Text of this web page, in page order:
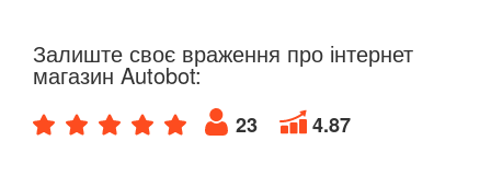
Залиште своє враження про інтернет
магазин Autobot:
23 4.87